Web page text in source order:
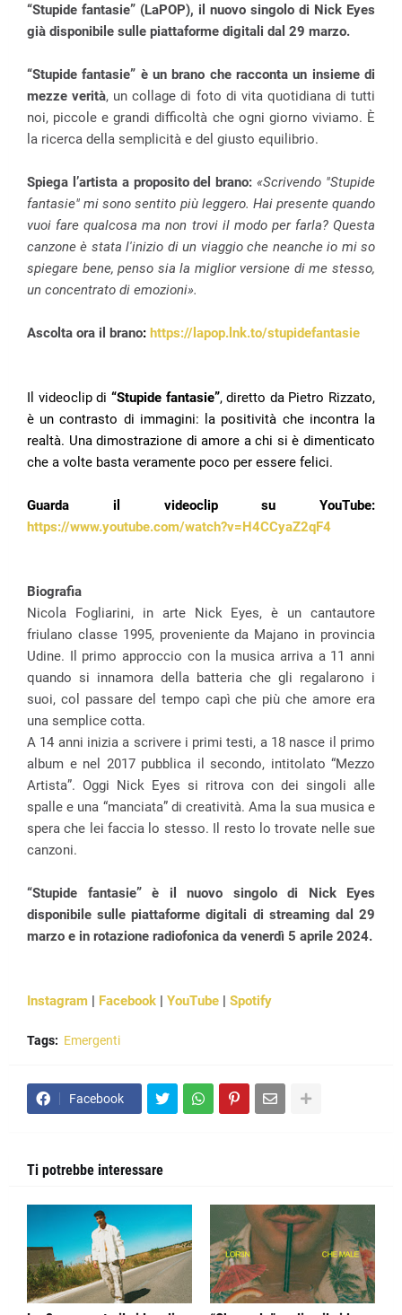
“Stupide fantasie” (LaPOP), il nuovo singolo di Nick Eyes
già disponibile sulle piattaforme digitali dal 29 marzo.
“Stupide fantasie” è un brano che racconta un insieme di
mezze verità, un collage di foto di vita quotidiana di tutti
noi, piccole e grandi difficoltà che ogni giorno viviamo. È
la ricerca della semplicità e del giusto equilibrio.
Spiega l’artista a proposito del brano: «Scrivendo "Stupide
fantasie" mi sono sentito più leggero. Hai presente quando
vuoi fare qualcosa ma non trovi il modo per farla? Questa
canzone è stata l'inizio di un viaggio che neanche io mi so
spiegare bene, penso sia la miglior versione di me stesso,
un concentrato di emozioni».
Ascolta ora il brano: https://lapop.lnk.to/stupidefantasie
Il videoclip di “Stupide fantasie”, diretto da Pietro Rizzato,
è un contrasto di immagini: la positività che incontra la
realtà. Una dimostrazione di amore a chi si è dimenticato
che a volte basta veramente poco per essere felici.
Guarda il videoclip su YouTube:
https://www.youtube.com/watch?v=H4CCyaZ2qF4
Biografia
Nicola Fogliarini, in arte Nick Eyes, è un cantautore
friulano classe 1995, proveniente da Majano in provincia
Udine. Il primo approccio con la musica arriva a 11 anni
quando si innamora della batteria che gli regalarono i
suoi, col passare del tempo capì che più che amore era
una semplice cotta.
A 14 anni inizia a scrivere i primi testi, a 18 nasce il primo
album e nel 2017 pubblica il secondo, intitolato “Mezzo
Artista”. Oggi Nick Eyes si ritrova con dei singoli alle
spalle e una “manciata” di creatività. Ama la sua musica e
spera che lei faccia lo stesso. Il resto lo trovate nelle sue
canzoni.
“Stupide fantasie” è il nuovo singolo di Nick Eyes
disponibile sulle piattaforme digitali di streaming dal 29
marzo e in rotazione radiofonica da venerdì 5 aprile 2024.
Instagram | Facebook | YouTube | Spotify
Tags: Emergenti
Facebook
Ti potrebbe interessare